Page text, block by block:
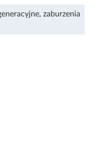
, zaburzenia